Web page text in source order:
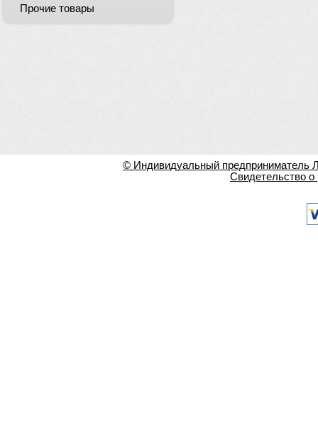
Прочие товары
© Индивидуальный предприниматель
Свидетельство